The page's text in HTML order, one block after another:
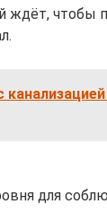
ждёт, чтобы
для